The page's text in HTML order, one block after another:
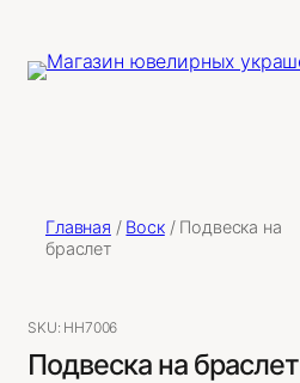
Главная / Воск/ Подвеска на
браслет
SKU: НН7006
Подвеска на браслет